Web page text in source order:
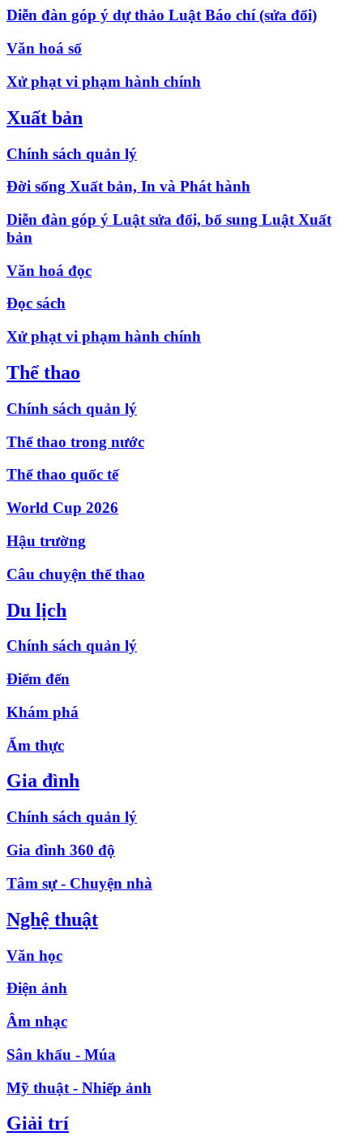
Diễn đàn góp ý dự thảo Luật Báo chí (sửa đổi)
Văn hoá số
Xử phạt vi phạm hành chính
Xuất bản
Chính sách quản lý
Đời sống Xuất bản, In và Phát hành
Diễn đàn góp ý Luật sửa đổi, bổ sung Luật Xuất
bản
Văn hoá đọc
Đọc sách
Xử phạt vi phạm hành chính
Thể thao
Chính sách quản lý
Thể thao trong nước
Thể thao quốc tế
World Cup 2026
Hậu trường
Câu chuyện thể thao
Du lịch
Chính sách quản lý
Điểm đến
Khám phá
Ẩm thực
Gia đình
Chính sách quản lý
Gia đình 360 độ
Tâm sự - Chuyện nhà
Nghệ thuật
Văn học
Điện ảnh
Âm nhạc
Sân khấu - Múa
Mỹ thuật - Nhiếp ảnh
Giải trí